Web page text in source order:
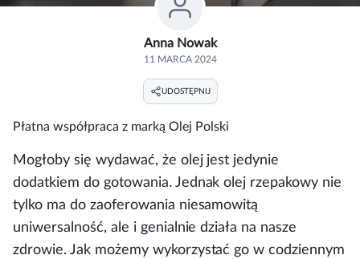
Anna Nowak
11 MARCA 2024
UDOSTĘPNIJ
Płatna współpraca z marką Olej Polski
Mogłoby się wydawać, że olej jest jedynie
dodatkiem do gotowania. Jednak olej rzepakowy nie
tylko ma do zaoferowania niesamowitą
uniwersalność, ale i genialnie działa na nasze
zdrowie. Jak możemy wykorzystać go w codziennym